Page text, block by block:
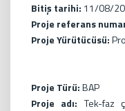
Bitiş tarihi: 11/08/
Proje referans
Proje Yürütücüsü:
Proje Türü:BAP
Proje adı: Tek-faz